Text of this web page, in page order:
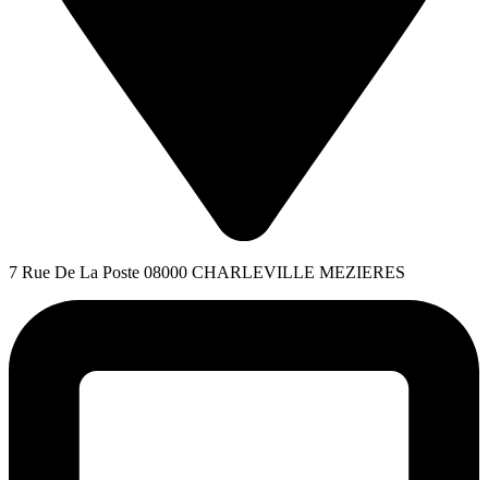
7 Rue De La Poste 08000 CHARLEVILLE MEZIERES